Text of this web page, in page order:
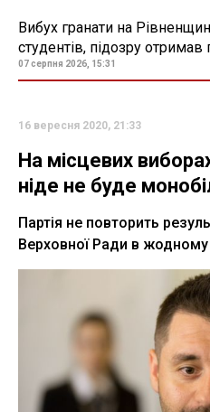
Вибух гранати на
студентів, підозру отримав
07 серпня 2026, 15:31
16 вересня 2020, 21:33
На місцевих
ніде не буде
Партія не повторить
Верховної Ради в жодному